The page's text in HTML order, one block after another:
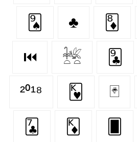
🂩 ♣️ 🃈
⏮ 𓆥 🃙
²⁰¹⁸ 🂾 🃏
🃗 🃎